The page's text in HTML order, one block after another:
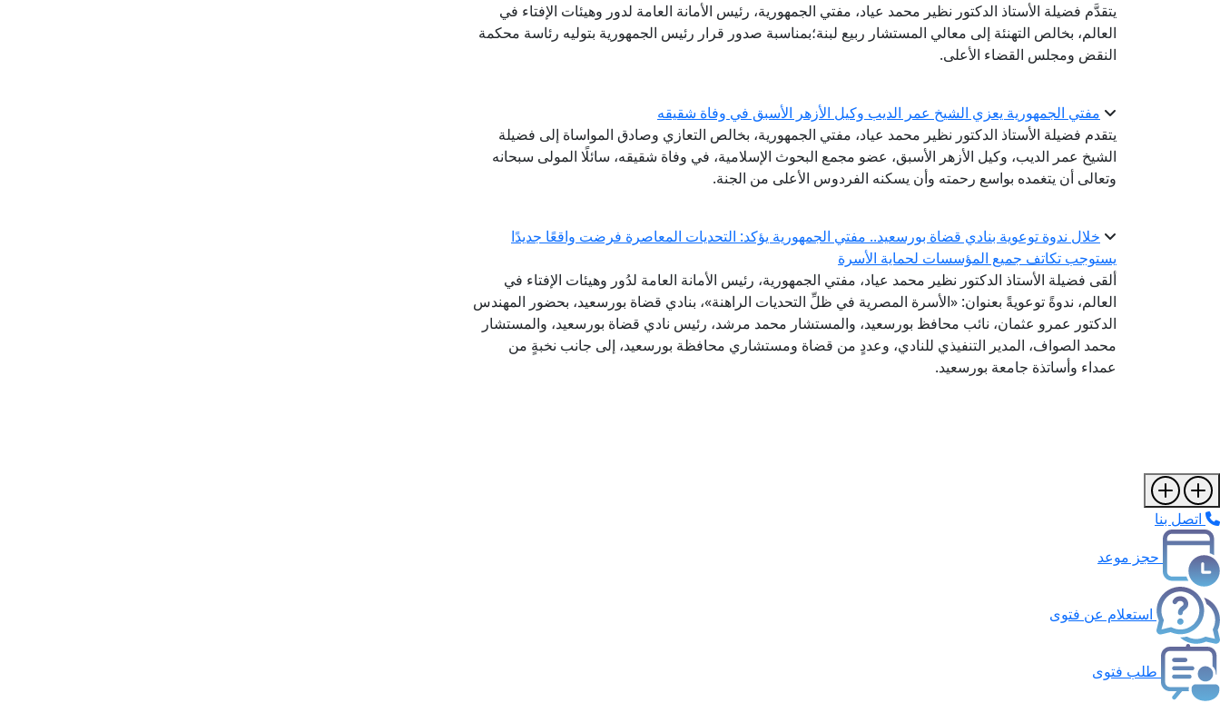
يتقدَّم فضيلة الأستاذ الدكتور نظير محمد عياد، مفتي الجمهورية، رئيس الأمانة العامة لدور وهيئات الإفتاء في
العالم، بخالص التهنئة إلى معالي المستشار ربيع لبنة؛بمناسبة صدور قرار رئيس الجمهورية بتوليه رئاسة محكمة
النقض ومجلس القضاء الأعلى.
مفتي الجمهورية يعزي الشيخ عمر الديب وكيل الأزهر الأسبق في وفاة شقيقه
يتقدم فضيلة الأستاذ الدكتور نظير محمد عياد، مفتي الجمهورية، بخالص التعازي وصادق المواساة إلى فضيلة
الشيخ عمر الديب، وكيل الأزهر الأسبق، عضو مجمع البحوث الإسلامية، في وفاة شقيقه، سائلًا المولى سبحانه
وتعالى أن يتغمده بواسع رحمته وأن يسكنه الفردوس الأعلى من الجنة.
خلال ندوة توعوية بنادي قضاة بورسعيد.. مفتي الجمهورية يؤكد: التحديات المعاصرة فرضت واقعًا جديدًا
يستوجب تكاتف جميع المؤسسات لحماية الأسرة
ألقى فضيلة الأستاذ الدكتور نظير محمد عياد، مفتي الجمهورية، رئيس الأمانة العامة لدُور وهيئات الإفتاء في
العالم، ندوةً توعويةً بعنوان: «الأسرة المصرية في ظلِّ التحديات الراهنة»، بنادي قضاة بورسعيد، بحضور المهندس
الدكتور عمرو عثمان، نائب محافظ بورسعيد، والمستشار محمد مرشد، رئيس نادي قضاة بورسعيد، والمستشار
محمد الصواف، المدير التنفيذي للنادي، وعددٍ من قضاة ومستشاري محافظة بورسعيد، إلى جانب نخبةٍ من
عمداء وأساتذة جامعة بورسعيد.
اتصل بنا
حجز موعد
استعلام عن فتوى
طلب فتوى